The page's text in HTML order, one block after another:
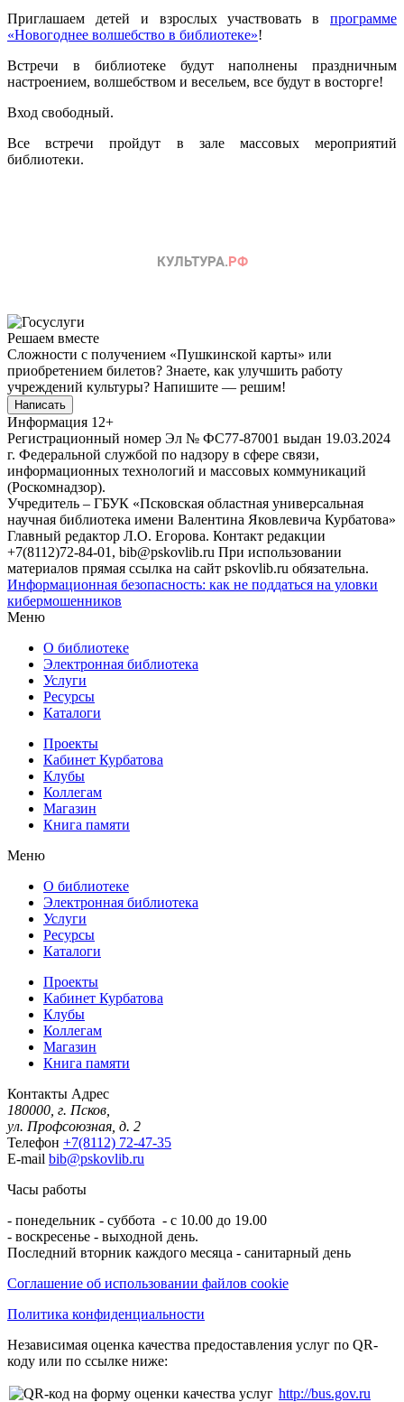
Приглашаем детей и взрослых участвовать в программе
«Новогоднее волшебство в библиотеке»!
Встречи в библиотеке будут наполнены праздничным
настроением, волшебством и весельем, все будут в восторге!
Вход свободный.
Все встречи пройдут в зале массовых мероприятий
библиотеки.
Решаем вместе
Сложности с получением «Пушкинской карты» или
приобретением билетов? Знаете, как улучшить работу
учреждений культуры? Напишите — решим!
Написать
Информация 12+
Регистрационный номер Эл № ФС77-87001 выдан 19.03.2024
г. Федеральной службой по надзору в сфере связи,
информационных технологий и массовых коммуникаций
(Роскомнадзор).
Учредитель – ГБУК «Псковская областная универсальная
научная библиотека имени Валентина Яковлевича Курбатова»
Главный редактор Л.О. Егорова. Контакт редакции
+7(8112)72-84-01, bib@pskovlib.ru При использовании
материалов прямая ссылка на сайт pskovlib.ru обязательна.
Информационная безопасность: как не поддаться на уловки
кибермошенников
Меню
О библиотеке
Электронная библиотека
Услуги
Ресурсы
Каталоги
Проекты
Кабинет Курбатова
Клубы
Коллегам
Магазин
Книга памяти
Меню
О библиотеке
Электронная библиотека
Услуги
Ресурсы
Каталоги
Проекты
Кабинет Курбатова
Клубы
Коллегам
Магазин
Книга памяти
Контакты Адрес
180000, г. Псков,
ул. Профсоюзная, д. 2
Телефон +7(8112) 72-47-35
E-mail bib@pskovlib.ru
Часы работы
- понедельник - суббота - с 10.00 до 19.00
- воскресенье - выходной день.
Последний вторник каждого месяца - санитарный день
Соглашение об использовании файлов cookie
Политика конфиденциальности
Независимая оценка качества предоставления услуг по QR-
коду или по ссылке ниже:
http://bus.gov.ru